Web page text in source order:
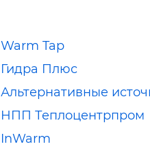
Warm Tap
Гидра Плюс
Альтернативные
НПП Теплоцентрпром
InWarm